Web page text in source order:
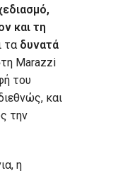
και τη
τα δυνατά
Marazzi
του
και
την
η